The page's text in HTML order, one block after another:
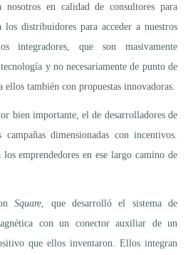
en calidad de consultores para
distribuidores para acceder a nuestros
integradores, que son masivamente
y no necesariamente de punto de
ellos también con propuestas innovadoras.
bien importante, el de desarrolladores de
dimensionadas con incentivos.
emprendedores en ese largo camino de
Square , que desarrolló el sistema de
con un conector auxiliar de un
que ellos inventaron. Ellos integran